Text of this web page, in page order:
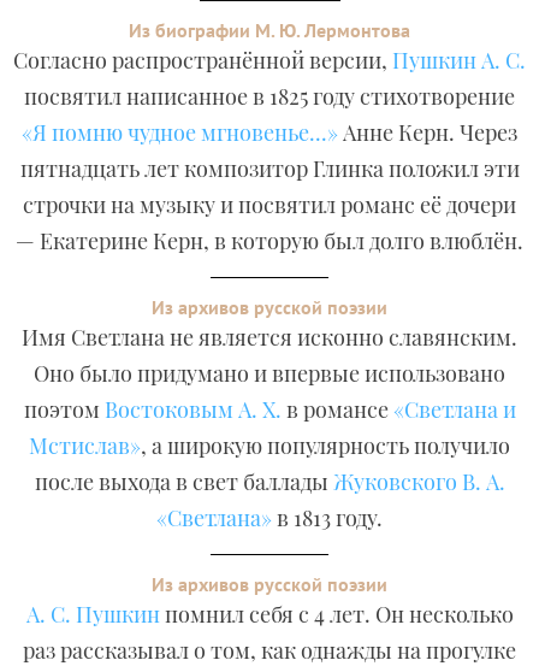
Из биографии М. Ю. Лермонтова
Согласно распространённой версии, Пушкин А. С.
посвятил написанное в 1825 году стихотворение
«Я помню чудное мгновенье...»Анне Керн. Через
пятнадцать лет композитор Глинка положил эти
строчки на музыку и посвятил романс её дочери
— Екатерине Керн, в которую был долго влюблён.
Из архивов русской поэзии
Имя Светлана не является исконно славянским.
Оно было придумано и впервые использовано
поэтом Востоковым А. Х. в романсе«Светлана и
Мстислав», а широкую популярность получило
после выхода в свет баллады Жуковского В. А.
«Светлана»в 1813 году.
Из архивов русской поэзии
А. С. Пушкинпомнил себя с 4 лет. Он несколько
раз рассказывал о том, как однажды на прогулке